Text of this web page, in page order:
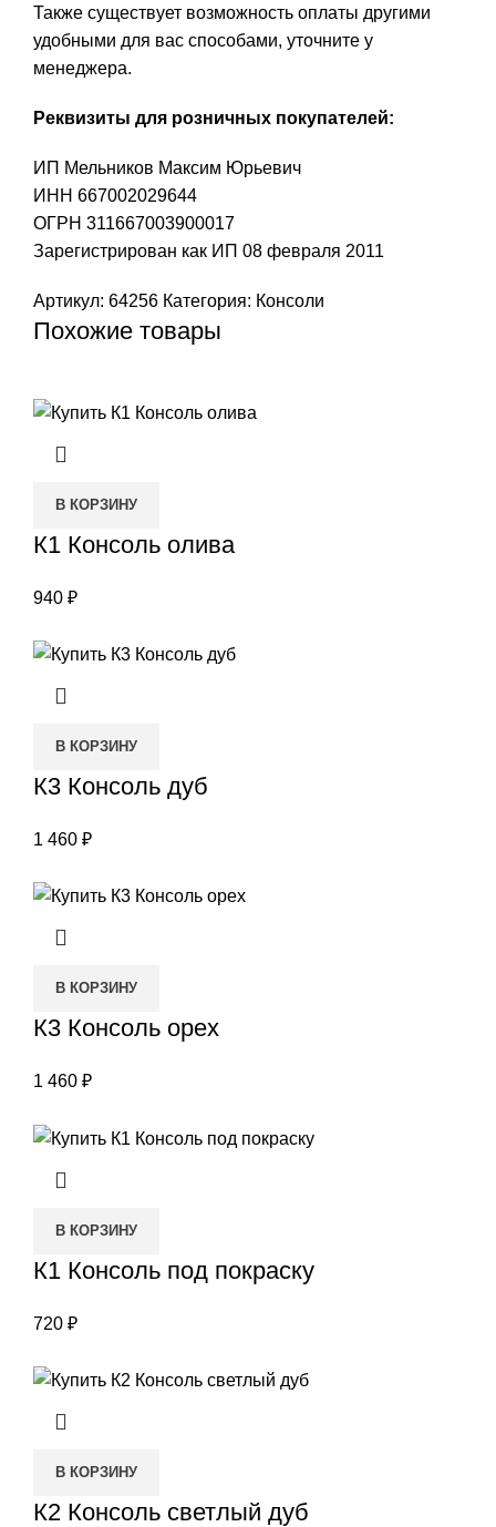
Также существует возможность оплаты другими
удобными для вас способами, уточните у
менеджера.
Реквизиты для розничных покупателей:
ИП Мельников Максим Юрьевич
ИНН 667002029644
ОГРН 311667003900017
Зарегистрирован как ИП 08 февраля 2011
Артикул: 64256 Категория: Консоли
Похожие товары
В КОРЗИНУ
К1 Консоль олива
940 ₽
В КОРЗИНУ
К3 Консоль дуб
1 460 ₽
В КОРЗИНУ
К3 Консоль орех
1 460 ₽
В КОРЗИНУ
К1 Консоль под покраску
720 ₽
В КОРЗИНУ
К2 Консоль светлый дуб